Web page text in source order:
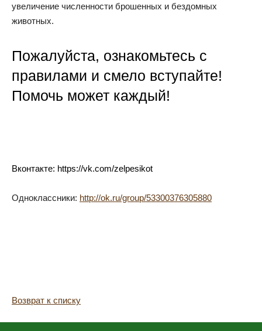
увеличение численности брошенных и бездомных
животных.
Пожалуйста, ознакомьтесь с
правилами и смело вступайте!
Помочь может каждый!
Вконтакте: https://vk.com/zelpesikot
Одноклассники: http://ok.ru/group/53300376305880
Возврат к списку